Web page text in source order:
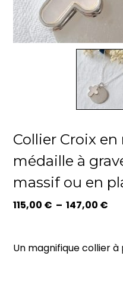
Collier Croix
médaille à
massif ou en
115,00 € – 147,00 €
Un magnifique collier